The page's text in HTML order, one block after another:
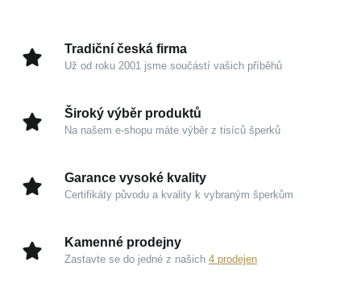
Tradiční česká firma
Už od roku 2001 jsme součástí vašich příběhů
Široký výběr produktů
Na našem e-shopu máte výběr z tisíců šperků
Garance vysoké kvality
Certifikáty původu a kvality k vybraným šperkům
Kamenné prodejny
Zastavte se do jedné z našich 4 prodejen